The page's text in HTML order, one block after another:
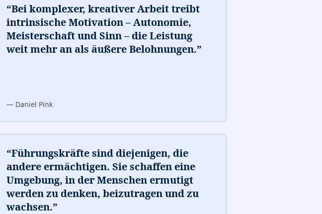
“Bei komplexer, kreativer Arbeit treibt
intrinsische Motivation – Autonomie,
Meisterschaft und Sinn – die Leistung
weit mehr an als äußere Belohnungen.”
— Daniel Pink
“Führungskräfte sind diejenigen, die
andere ermächtigen. Sie schaffen eine
Umgebung, in der Menschen ermutigt
werden zu denken, beizutragen und zu
wachsen.”